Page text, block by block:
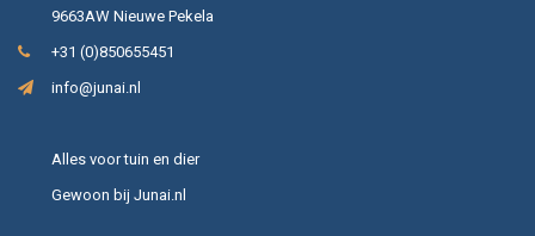
9663AW Nieuwe Pekela
+31 (0)850655451
info@junai.nl
Alles voor tuin en dier
Gewoon bij Junai.nl